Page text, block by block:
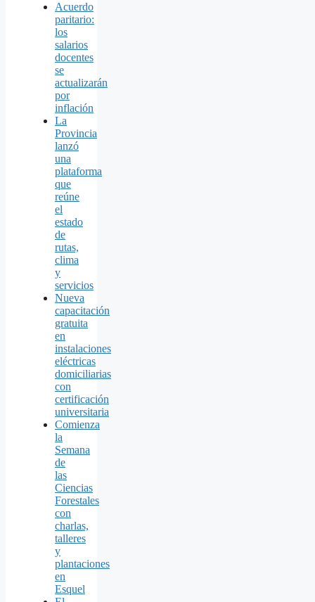
Acuerdo
paritario:
los
salarios
docentes
se
actualizarán
por
inflación
La
Provincia
lanzó
una
plataforma
que
reúne
el
estado
de
rutas,
clima
y
servicios
Nueva
capacitación
gratuita
en
instalaciones
eléctricas
domiciliarias
con
certificación
universitaria
Comienza
la
Semana
de
las
Ciencias
Forestales
con
charlas,
talleres
y
plantaciones
en
Esquel